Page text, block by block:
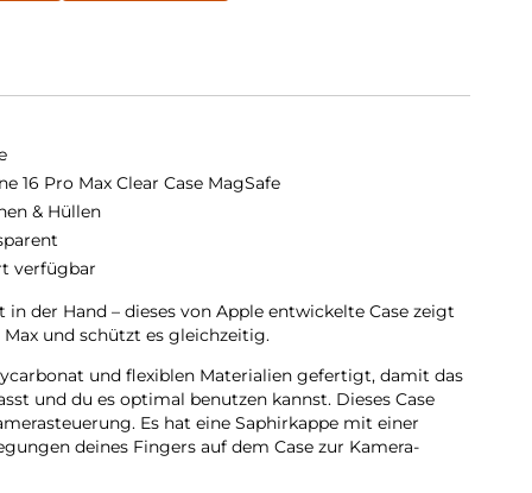
16 Pro Max Clear Case MagSafe
& Hüllen
verfügbar
der Hand – dieses von Apple entwickelte Case zeigt
Max und schützt es gleichzeitig.
und flexiblen Materialien gefertigt, damit das
und du es optimal benutzen kannst. Dieses Case
Es hat eine Saphir­kappe mit einer
deines Fingers auf dem Case zur Kamera­